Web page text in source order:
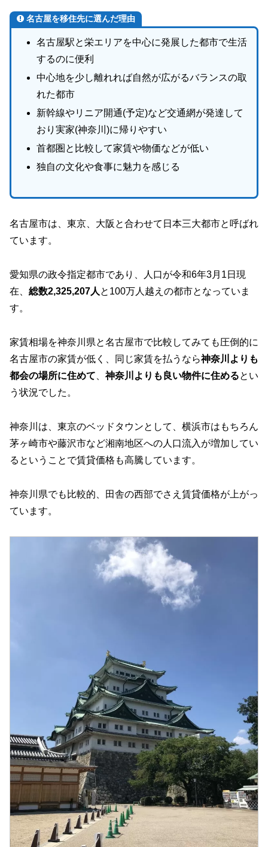
名古屋を移住先に選んだ理由
名古屋駅と栄エリアを中心に発展した都市で生活
するのに便利
中心地を少し離れれば自然が広がるバランスの取
れた都市
新幹線やリニア開通(予定)など交通網が発達して
おり実家(神奈川)に帰りやすい
首都圏と比較して家賃や物価などが低い
独自の文化や食事に魅力を感じる
名古屋市は、東京、大阪と合わせて日本三大都市と呼ばれ
ています。
愛知県の政令指定都市であり、人口が令和6年3月1日現
在、 総数2,325,207人 と100万人越えの都市となっていま
す。
家賃相場を神奈川県と名古屋市で比較してみても圧倒的に
名古屋市の家賃が低く、同じ家賃を払うなら神奈川よりも
都会の場所に住めて 、神奈川よりも良い物件に住めるとい
う状況でした。
神奈川は、東京のベッドタウンとして、横浜市はもちろん
茅ヶ崎市や藤沢市など湘南地区への人口流入が増加してい
るということで賃貸価格も高騰しています。
神奈川県でも比較的、田舎の西部でさえ賃貸価格が上がっ
ています。